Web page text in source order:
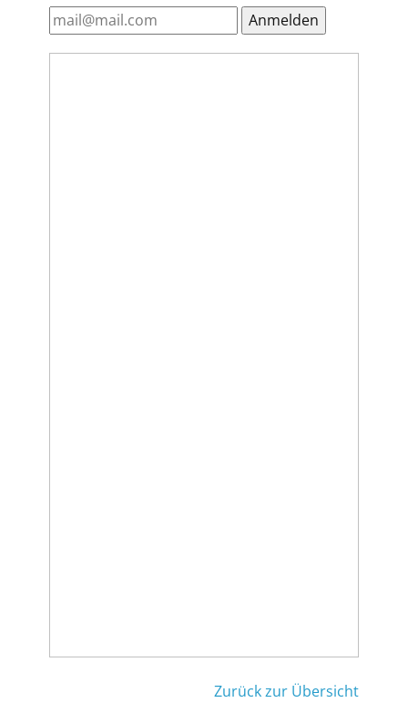
Zurück zur Übersicht